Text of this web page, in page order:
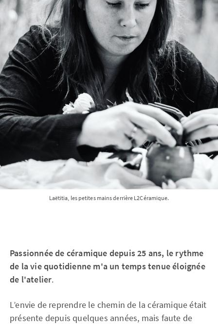
Laëtitia, les petites mains derrière L2Céramique.
Passionnée de céramique depuis 25 ans, le rythme
de la vie quotidienne m'a un temps tenue éloignée
de l'atelier.
L’envie de reprendre le chemin de la céramique était
présente depuis quelques années, mais faute de